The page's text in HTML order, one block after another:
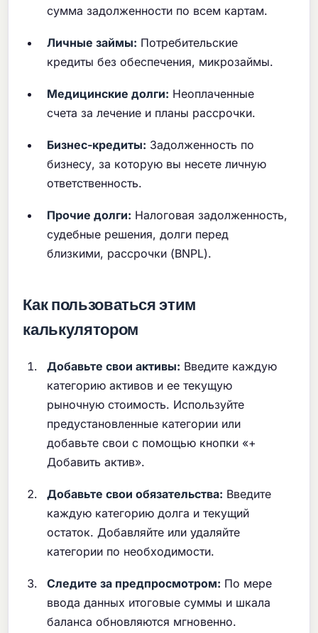
сумма задолженности по всем картам.
Личные займы: Потребительские
кредиты без обеспечения, микрозаймы.
Медицинские долги: Неоплаченные
счета за лечение и планы рассрочки.
Бизнес-кредиты: Задолженность по
бизнесу, за которую вы несете личную
ответственность.
Прочие долги: Налоговая задолженность,
судебные решения, долги перед
близкими, рассрочки (BNPL).
Как пользоваться этим
калькулятором
Добавьте свои активы: Введите каждую
категорию активов и ее текущую
рыночную стоимость. Используйте
предустановленные категории или
добавьте свои с помощью кнопки «+
Добавить актив».
Добавьте свои обязательства: Введите
каждую категорию долга и текущий
остаток. Добавляйте или удаляйте
категории по необходимости.
Следите за предпросмотром: По мере
ввода данных итоговые суммы и шкала
баланса обновляются мгновенно.